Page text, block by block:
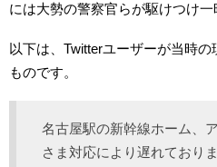
には大勢の警察官らが駆けつけ一
以下は、Twitterユーザーが当時
ものです。
名古屋駅の新幹線ホーム、
さま対応により遅れており